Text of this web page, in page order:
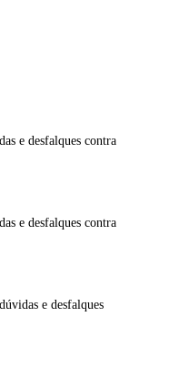
e desfalques contra
e desfalques contra
e desfalques